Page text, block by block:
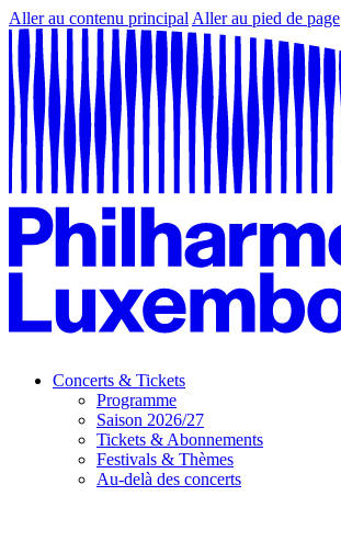
Aller au contenu principal Aller au pied de page
Concerts & Tickets
Programme
Saison 2026/27
Tickets & Abonnements
Festivals & Thèmes
Au-delà des concerts